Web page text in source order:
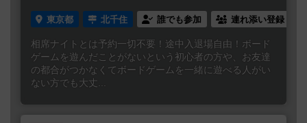
東京都 北千住 誰でも参加 連れ添い登録
相席ナイトとは予約一切不要！途中入退場自由！ボード
ゲームを遊んだことがないという初心者の方や、お友達
の都合がつかなくてボードゲームを一緒に遊べる人がい
ない方でも大丈...